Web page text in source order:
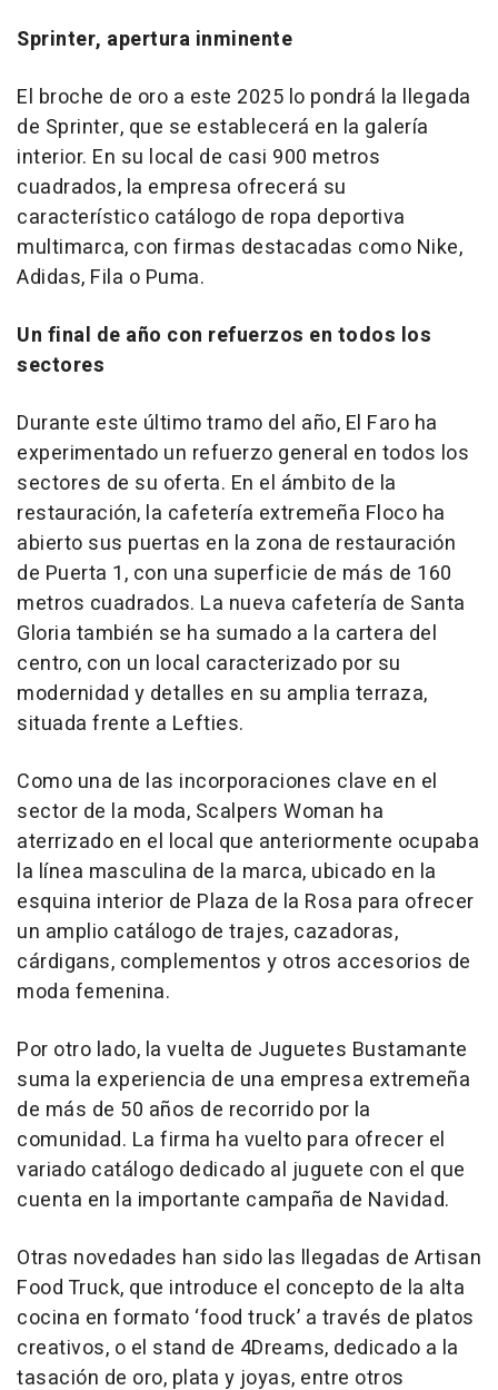
Sprinter, apertura inminente
El broche de oro a este 2025 lo pondrá la llegada
de Sprinter, que se establecerá en la galería
interior. En su local de casi 900 metros
cuadrados, la empresa ofrecerá su
característico catálogo de ropa deportiva
multimarca, con firmas destacadas como Nike,
Adidas, Fila o Puma.
Un final de año con refuerzos en todos los
sectores
Durante este último tramo del año, El Faro ha
experimentado un refuerzo general en todos los
sectores de su oferta. En el ámbito de la
restauración, la cafetería extremeña Floco ha
abierto sus puertas en la zona de restauración
de Puerta 1, con una superficie de más de 160
metros cuadrados. La nueva cafetería de Santa
Gloria también se ha sumado a la cartera del
centro, con un local caracterizado por su
modernidad y detalles en su amplia terraza,
situada frente a Lefties.
Como una de las incorporaciones clave en el
sector de la moda, Scalpers Woman ha
aterrizado en el local que anteriormente ocupaba
la línea masculina de la marca, ubicado en la
esquina interior de Plaza de la Rosa para ofrecer
un amplio catálogo de trajes, cazadoras,
cárdigans, complementos y otros accesorios de
moda femenina.
Por otro lado, la vuelta de Juguetes Bustamante
suma la experiencia de una empresa extremeña
de más de 50 años de recorrido por la
comunidad. La firma ha vuelto para ofrecer el
variado catálogo dedicado al juguete con el que
cuenta en la importante campaña de Navidad.
Otras novedades han sido las llegadas de Artisan
Food Truck, que introduce el concepto de la alta
cocina en formato ‘food truck’ a través de platos
creativos, o el stand de 4Dreams, dedicado a la
tasación de oro, plata y joyas, entre otros